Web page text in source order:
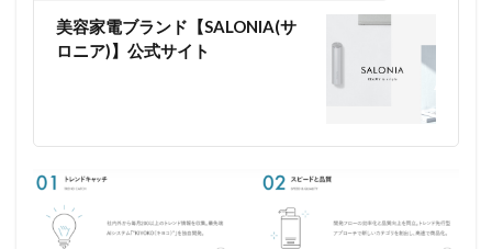
3
■SALONIA「ス
美容家電ブランド【SALONIA(サ
ロニア)】公式サイト